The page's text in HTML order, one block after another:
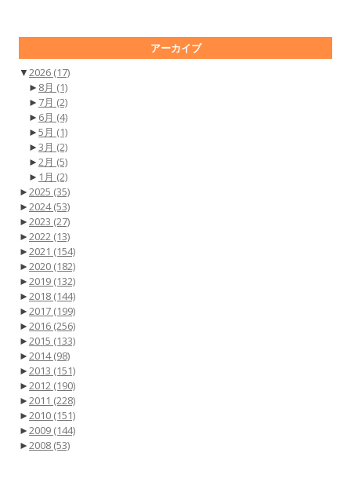
アーカイブ
▼2026 (17)
► 8月 (1)
► 7月 (2)
► 6月 (4)
►5月 (1)
►3月 (2)
►2月 (5)
► 1月 (2)
►2025 (35)
►2024(53)
►2023 (27)
►2022 (13)
►2021 (154)
►2020 (182)
►2019 (132)
►2018 (144)
►2017 (199)
►2016 (256)
►2015 (133)
►2014(98)
►2013 (151)
►2012 (190)
►2011 (228)
►2010 (151)
►2009 (144)
►2008 (53)